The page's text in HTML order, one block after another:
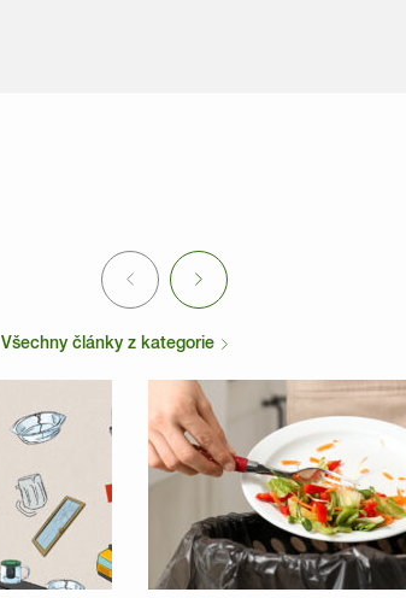
Všechny články z kategorie
Previous Next